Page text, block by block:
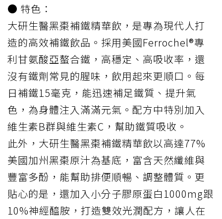
● 特色：
大研生醫黑棗補鐵精華飲，是專為現代人打
造的高效補鐵飲品。採用美國Ferrochel®專
利甘氨酸亞螯合鐵，高穩定、高吸收率，還
沒有鐵劑常見的腥味，飲用起來更順口。每
日補鐵15毫克，能迅速補足鐵質、提升氣
色，為身體注入滿滿元氣。配方中特別加入
維生素B群與維生素C，幫助鐵質吸收。
此外，大研生醫黑棗補鐵精華飲以高達77%
美國加州黑棗原汁為基底，富含天然纖維與
豐富多酚，能幫助排便順暢、調整體質。更
貼心的是，還加入小分子膠原蛋白1000mg跟
10%神經醯胺，打造雙效光潤配方，讓人在